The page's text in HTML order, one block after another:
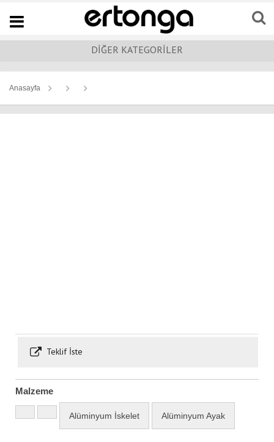
Navigation
DİĞER KATEGORİLER
Anasayfa
Teklif İste
Malzeme
Alüminyum İskelet Alüminyum Ayak